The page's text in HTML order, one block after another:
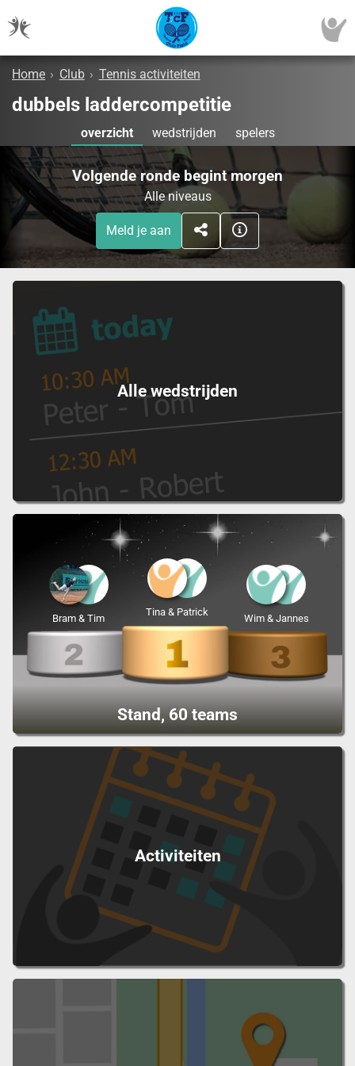
Home › Club › Tennis activiteiten
dubbels laddercompetitie
overzicht wedstrijden spelers
Volgende ronde begint morgen
Alle niveaus
Meld je aan
Alle wedstrijden
Stand, 60 teams
Tina & Patrick
Bram & Tim Wim & Jannes
Activiteiten